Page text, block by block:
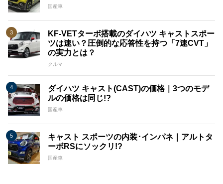
国産車
KF-VETターボ搭載のダイハツ キャストスポー
ツは速い？圧倒的な応答性を持つ「7速CVT」
の実力とは？
クルマ
ダイハツ キャスト(CAST)の価格｜3つのモデ
ルの価格は同じ!?
国産車
キャスト スポーツの内装･インパネ｜アルトタ
ーボRSにソックリ!?
国産車